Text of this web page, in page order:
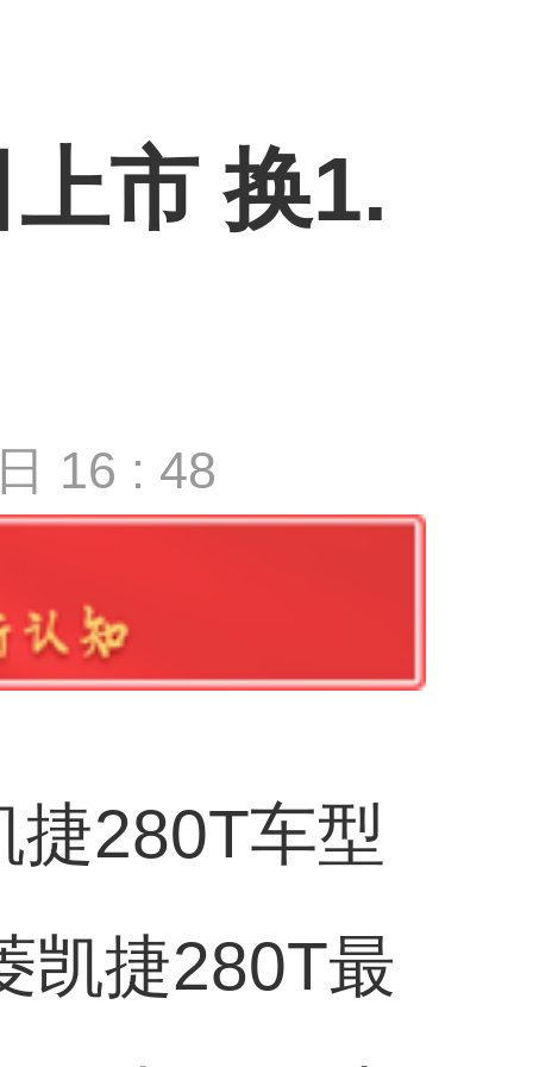
市 换1.
16 : 48
280T车型
凯捷280T最